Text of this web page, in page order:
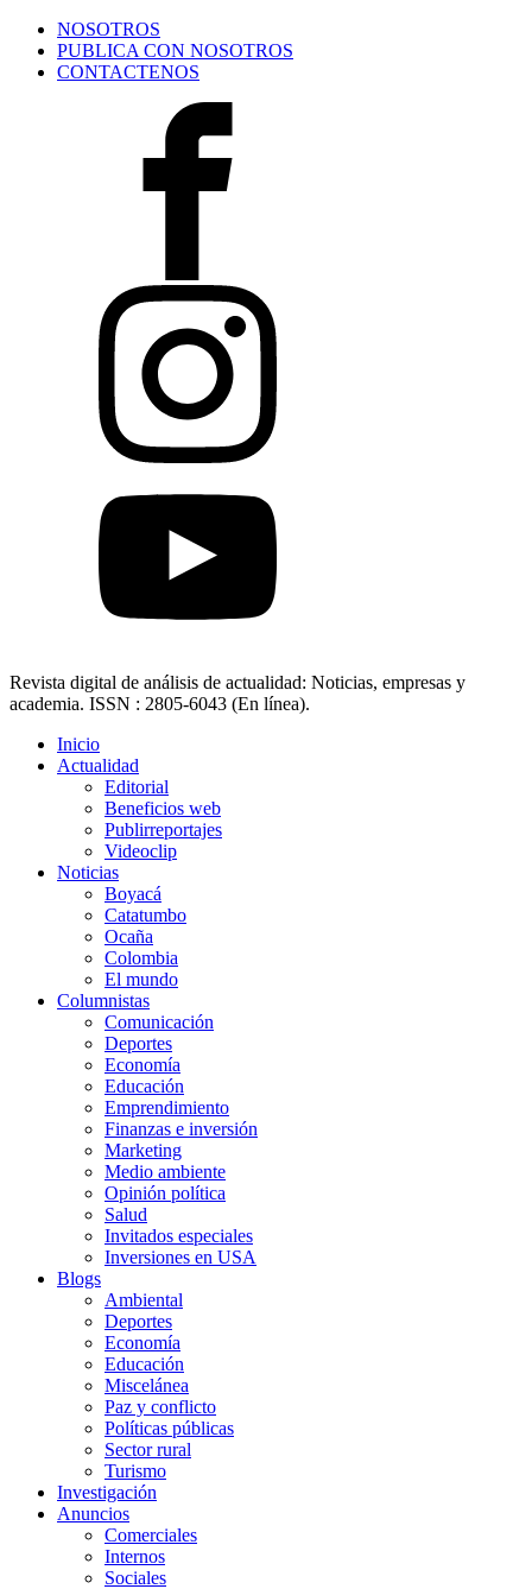
NOSOTROS
PUBLICA CON NOSOTROS
CONTACTENOS
Revista digital de análisis de actualidad: Noticias, empresas y
academia. ISSN : 2805-6043 (En línea).
Inicio
Actualidad
Editorial
Beneficios web
Publirreportajes
Videoclip
Noticias
Boyacá
Catatumbo
Ocaña
Colombia
El mundo
Columnistas
Comunicación
Deportes
Economía
Educación
Emprendimiento
Finanzas e inversión
Marketing
Medio ambiente
Opinión política
Salud
Invitados especiales
Inversiones en USA
Blogs
Ambiental
Deportes
Economía
Educación
Miscelánea
Paz y conflicto
Políticas públicas
Sector rural
Turismo
Investigación
Anuncios
Comerciales
Internos
Sociales